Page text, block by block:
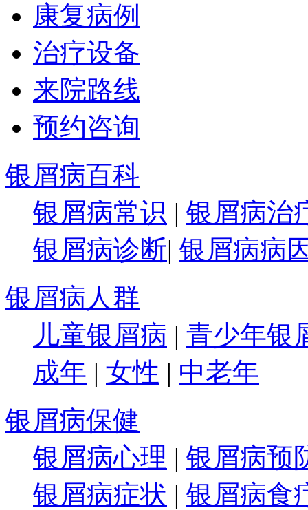
康复病例
治疗设备
来院路线
预约咨询
银屑病百科
银屑病常识 | 银屑病治
银屑病诊断| 银屑病病
银屑病人群
儿童银屑病 | 青少年银
成年 | 女性 | 中老年
银屑病保健
银屑病心理 | 银屑病预
银屑病症状 | 银屑病食